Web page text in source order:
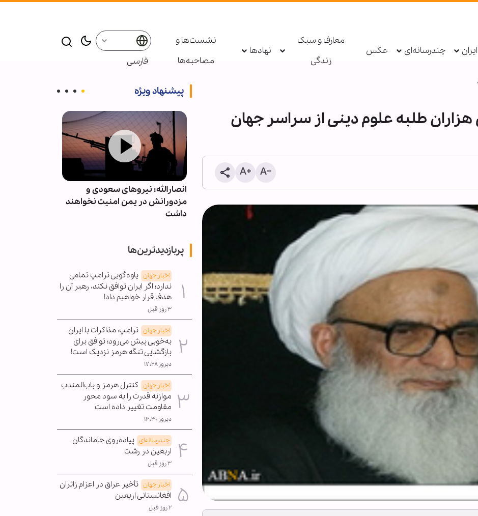
ایران چندرسانه‌ای عکس
معارف و سبک
زندگی
نهادها
نشست‌ها و
مصاحبه‌ها
فارسی
طلبه علوم دینی از سراسر جهان
پیشنهاد ویژه
دو مجله آمریکایی: جنگ علیه ایران،
توهم جنگ‌های کوتاه را فرو ریخت
انصارالله: نیروهای سعودی و
مزدورانش در یمن امنیت نخواهند
داشت
پربازدیدترین‌ها
اخبار جهان یاوه‌گویی ترامپ تمامی
ندارد؛ اگر ایران توافق نکند، رهبر آن را
هدف قرار خواهیم داد!
۳ روز قبل
اخبار جهان ترامپ: مذاکرات با ایران
به‌خوبی پیش می‌رود؛ توافق برای
بازگشایی تنگه هرمز نزدیک است!
دیروز ۱۷:۲۸
اخبار جهان کنترل هرمز و باب‌المندب
موازنه قدرت را به سود محور
مقاومت تغییر داده است
دیروز ۱۶:۳۰
چندرسانه‌ای پیاده‌روی جاماندگان
اربعین در رشت
۳ روز قبل
اخبار جهان تأخیر عراق در اعزام زائران
افغانستانی اربعین
۲ روز قبل